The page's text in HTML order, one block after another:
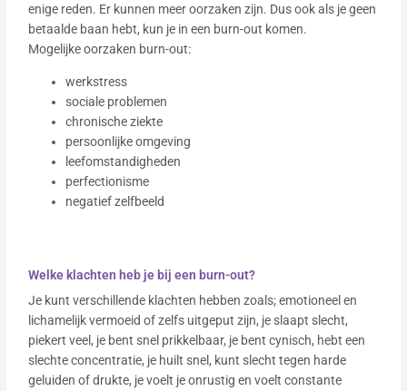
enige reden. Er kunnen meer oorzaken zijn. Dus ook als je geen
betaalde baan hebt, kun je in een burn-out komen.
Mogelijke oorzaken burn-out:
werkstress
sociale problemen
chronische ziekte
persoonlijke omgeving
leefomstandigheden
perfectionisme
negatief zelfbeeld
Welke klachten heb je bij een burn-out?
Je kunt verschillende klachten hebben zoals; emotioneel en
lichamelijk vermoeid of zelfs uitgeput zijn, je slaapt slecht,
piekert veel, je bent snel prikkelbaar, je bent cynisch, hebt een
slechte concentratie, je huilt snel, kunt slecht tegen harde
geluiden of drukte, je voelt je onrustig en voelt constante